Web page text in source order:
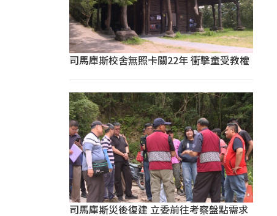
司馬庫斯校舍無照卡關22年 衝擊童受教權
司馬庫斯災後復建 立委前往考察盤點需求